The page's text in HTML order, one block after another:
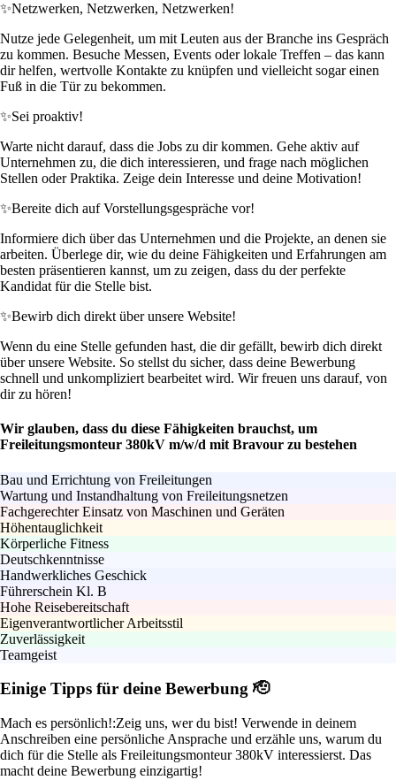
✨Netzwerken, Netzwerken, Netzwerken!
Nutze jede Gelegenheit, um mit Leuten aus der Branche ins Gespräch
zu kommen. Besuche Messen, Events oder lokale Treffen – das kann
dir helfen, wertvolle Kontakte zu knüpfen und vielleicht sogar einen
Fuß in die Tür zu bekommen.
✨Sei proaktiv!
Warte nicht darauf, dass die Jobs zu dir kommen. Gehe aktiv auf
Unternehmen zu, die dich interessieren, und frage nach möglichen
Stellen oder Praktika. Zeige dein Interesse und deine Motivation!
✨Bereite dich auf Vorstellungsgespräche vor!
Informiere dich über das Unternehmen und die Projekte, an denen sie
arbeiten. Überlege dir, wie du deine Fähigkeiten und Erfahrungen am
besten präsentieren kannst, um zu zeigen, dass du der perfekte
Kandidat für die Stelle bist.
✨Bewirb dich direkt über unsere Website!
Wenn du eine Stelle gefunden hast, die dir gefällt, bewirb dich direkt
über unsere Website. So stellst du sicher, dass deine Bewerbung
schnell und unkompliziert bearbeitet wird. Wir freuen uns darauf, von
dir zu hören!
Wir glauben, dass du diese Fähigkeiten brauchst, um
Freileitungsmonteur 380kV m/w/d mit Bravour zu bestehen
Bau und Errichtung von Freileitungen
Wartung und Instandhaltung von Freileitungsnetzen
Fachgerechter Einsatz von Maschinen und Geräten
Höhentauglichkeit
Körperliche Fitness
Deutschkenntnisse
Handwerkliches Geschick
Führerschein Kl. B
Hohe Reisebereitschaft
Eigenverantwortlicher Arbeitsstil
Zuverlässigkeit
Teamgeist
Einige Tipps für deine Bewerbung 🫡
Mach es persönlich!:Zeig uns, wer du bist! Verwende in deinem
Anschreiben eine persönliche Ansprache und erzähle uns, warum du
dich für die Stelle als Freileitungsmonteur 380kV interessierst. Das
macht deine Bewerbung einzigartig!